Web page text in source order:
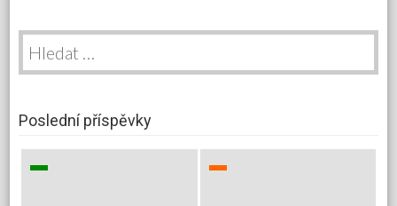
Vyhledávání
Poslední příspěvky